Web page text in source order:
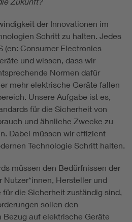
der Innovationen im
Schritt zu halten. Jedes
(en: Consumer Electronics
und wissen, dass wir
Normen dafür
mehr elektrische Geräte fallen
Unsere Aufgabe ist es,
für die Sicherheit von
und ähnliche Zwecke zu
Dabei müssen wir effizient
Technologie Schritt halten.
müssen den Bedürfnissen der
Nutzer*innen, Hersteller und
die Sicherheit zuständig sind,
sollen den
auf elektrische Geräte